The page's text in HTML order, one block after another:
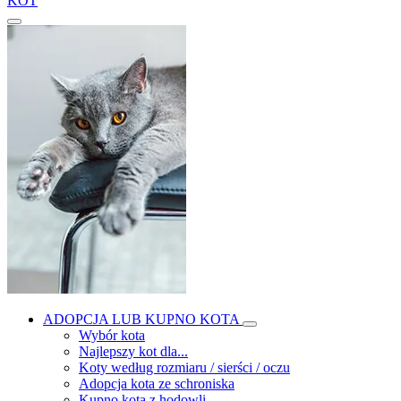
ADOPCJA LUB KUPNO KOTA
Wybór kota
Najlepszy kot dla...
Koty według rozmiaru / sierści / oczu
Adopcja kota ze schroniska